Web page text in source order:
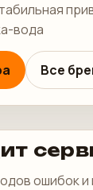
вода
Все
ошибок и